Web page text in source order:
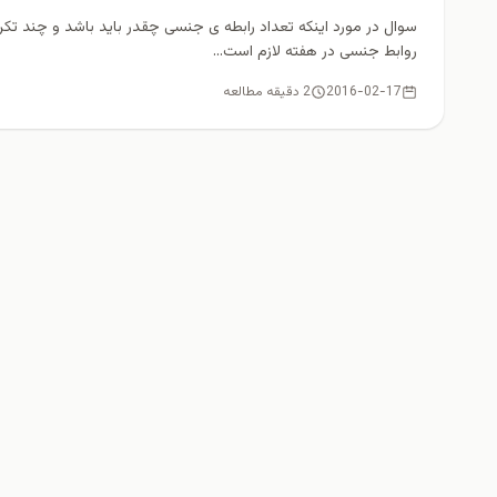
سوال در مورد اینکه تعداد رابطه ی جنسی چقدر باید باشد و چند
روابط جنسی در هفته لازم است...
2016-02-17 2 دقیقه مطالعه